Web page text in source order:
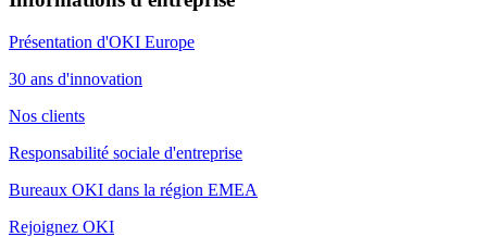
Présentation d'OKI Europe
30 ans d'innovation
Nos clients
Responsabilité sociale d'entreprise
Bureaux OKI dans la région EMEA
Rejoignez OKI